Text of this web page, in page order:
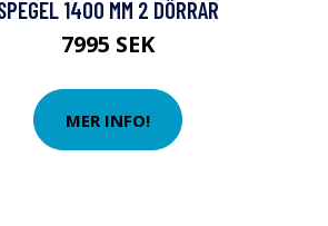
1400 MM 2 DÖRRAR
7995 SEK
MER INFO!